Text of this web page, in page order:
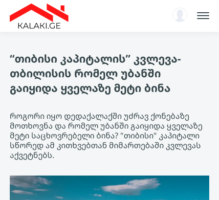
სარჩევი
ენციკლოპედია
ახალი ამბები, ანალიტიკა
ავტორიზაცია
“თიბისი კაპიტალის” კვლევა-
თბილისის რომელ უბანში
გაიყიდა ყველაზე მეტი ბინა
როგორი იყო დედაქალაქში უძრავ ქონებაზე
მოთხოვნა და რომელ უბანში გაიყიდა ყველაზე
მეტი საცხოვრებელი ბინა? "თიბისი" კაპიტალი
სწორედ ამ კითხვებთან მიმართებაში კვლევას
აქვეტნებს.